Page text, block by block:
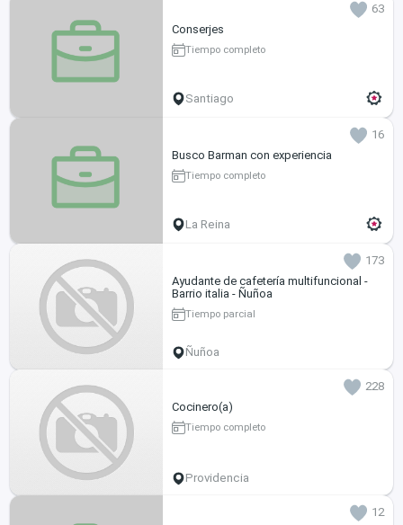
63
Conserjes
Tiempo completo
Santiago
16
Busco Barman con experiencia
Tiempo completo
La Reina
173
Ayudante de cafetería multifuncional -
Barrio italia - Ñuñoa
Tiempo parcial
Ñuñoa
228
Cocinero(a)
Tiempo completo
Providencia
12